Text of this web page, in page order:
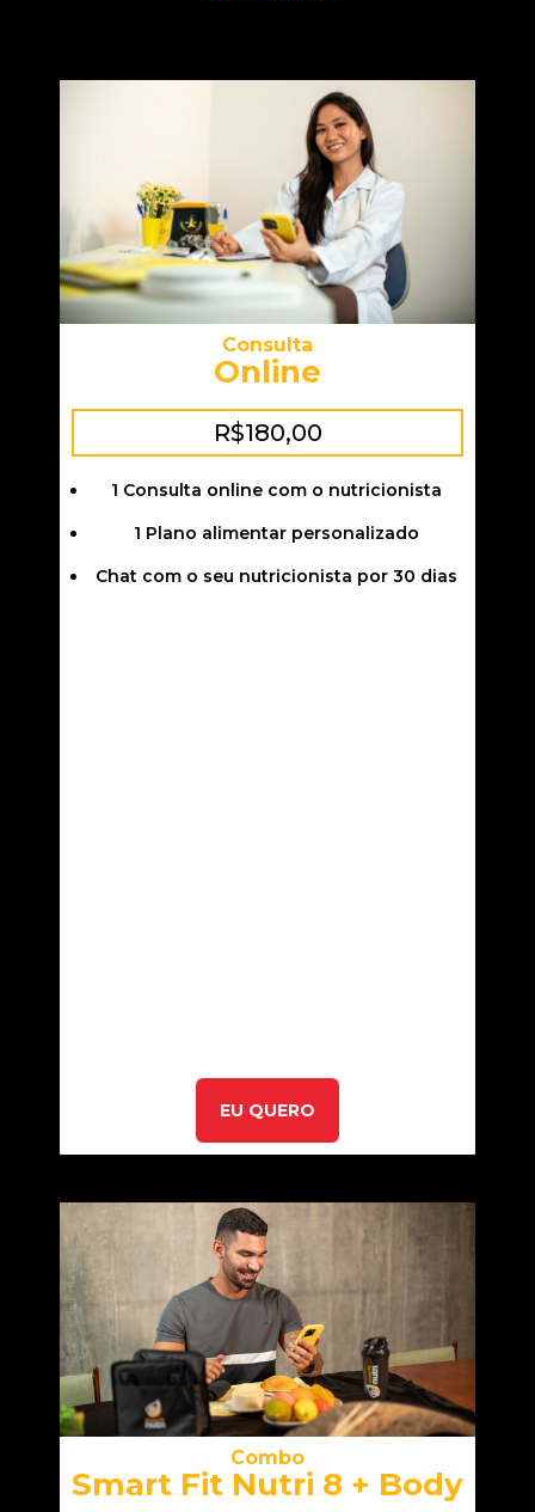
Consulta
Online
R$180,00
1 Consulta online com o nutricionista
1 Plano alimentar personalizado
Chat com o seu nutricionista por 30 dias
EU QUERO
Combo
Smart Fit Nutri 8 + Body